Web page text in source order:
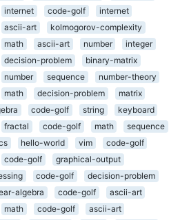
internet code-golf
internet
ascii-art
kolmogorov-complexity
math ascii-art number
integer
decision-problem
binary-matrix
number sequence
number-theory
math decision-problem
matrix
code-golf string
keyboard
fractal code-golf math
sequence
hello-world vim
code-golf
code-golf
graphical-output
code-golf
decision-problem
algebra code-golf
ascii-art
math code-golf
ascii-art